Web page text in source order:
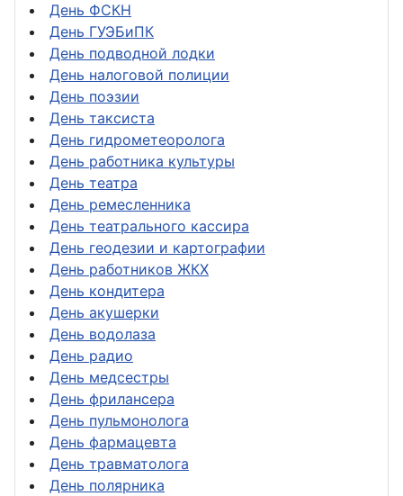
День ФСКН
День ГУЭБиПК
День подводной лодки
День налоговой полиции
День поэзии
День таксиста
День гидрометеоролога
День работника культуры
День театра
День ремесленника
День театрального кассира
День геодезии и картографии
День работников ЖКХ
День кондитера
День акушерки
День водолаза
День радио
День медсестры
День фрилансера
День пульмонолога
День фармацевта
День травматолога
День полярника